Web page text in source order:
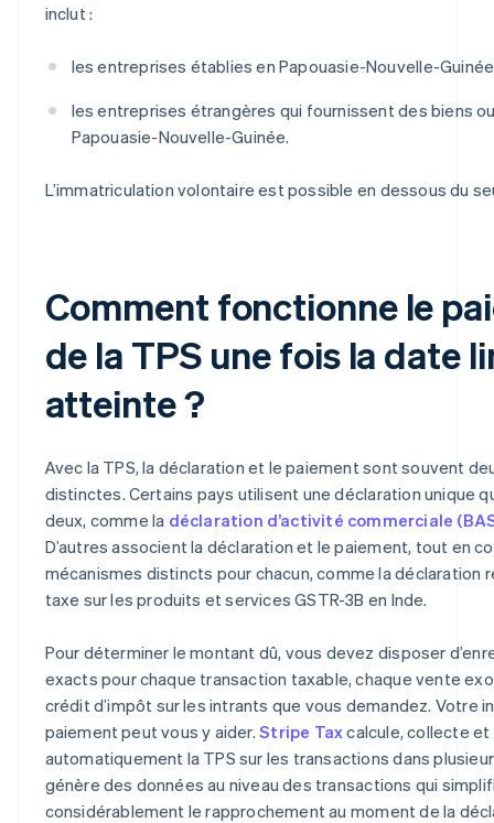
inclut :
les entreprises établies en Papouasie-Nouvelle-
les entreprises étrangères qui fournissent des biens
Papouasie-Nouvelle-Guinée.
L’immatriculation volontaire est possible en dessous du
Comment fonctionne le
de la TPS une fois la date
atteinte ?
Avec la TPS, la déclaration et le paiement sont souvent
distinctes. Certains pays utilisent une déclaration unique
deux, comme la déclaration d’activité commerciale
D’autres associent la déclaration et le paiement, tout en
mécanismes distincts pour chacun, comme la déclaration
taxe sur les produits et services GSTR-3B en Inde.
Pour déterminer le montant dû, vous devez disposer
exacts pour chaque transaction taxable, chaque vente
crédit d’impôt sur les intrants que vous demandez. Votre
paiement peut vous y aider.Stripe Taxcalcule, collecte
automatiquement la TPS sur les transactions dans
génère des données au niveau des transactions qui
considérablement le rapprochement au moment de la